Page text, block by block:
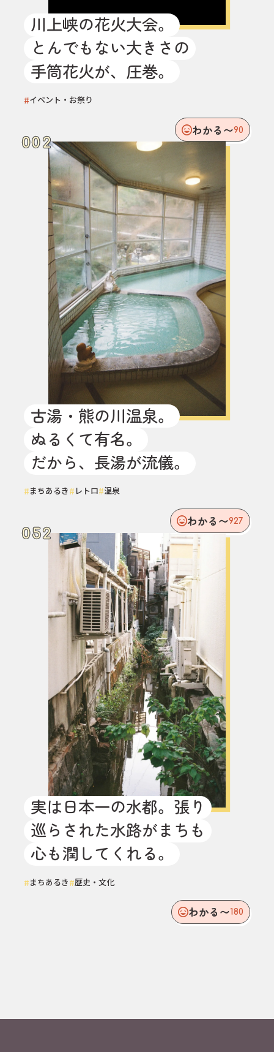
川上峡の花火大会。
とんでもない大きさの
手筒花火が、圧巻。
#イベント・お祭り
わかる〜90
002
002
古湯・熊の川温泉。
ぬるくて有名。
だから、長湯が流儀。
#まちあるき#レトロ#温泉
わかる〜927
052
052
実は日本一の水都。張り
巡らされた水路がまちも
心も潤してくれる。
#まちあるき#歴史・文化
わかる〜180